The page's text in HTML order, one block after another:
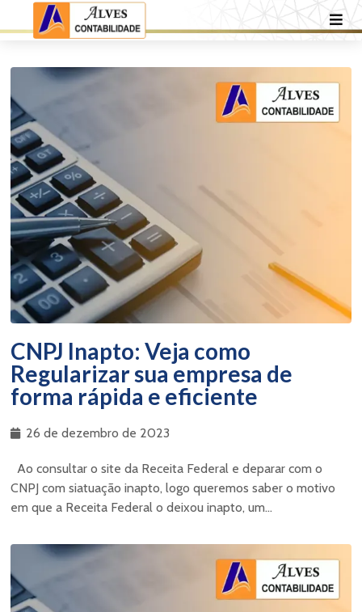
CNPJ Inapto: Veja como
Regularizar sua empresa de
forma rápida e eficiente
26 de dezembro de 2023
Ao consultar o site da Receita Federal e deparar com o
CNPJ com siatuação inapto, logo queremos saber o motivo
em que a Receita Federal o deixou inapto, um...